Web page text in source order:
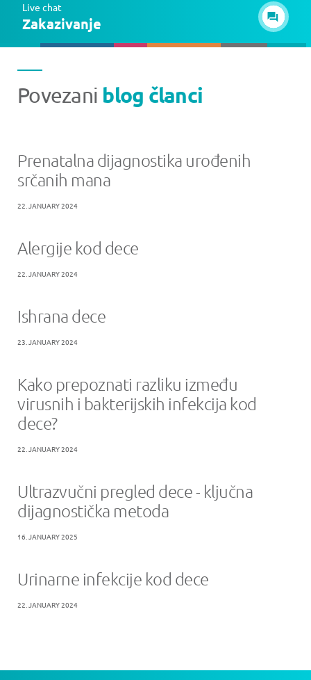
Live chat
Zakazivanje
Povezani blog članci
Prenatalna dijagnostika urođenih
srčanih mana
22. JANUARY 2024
Alergije kod dece
22. JANUARY 2024
Ishrana dece
23. JANUARY 2024
Kako prepoznati razliku između
virusnih i bakterijskih infekcija kod
dece?
22. JANUARY 2024
Ultrazvučni pregled dece - ključna
dijagnostička metoda
16. JANUARY 2025
Urinarne infekcije kod dece
22. JANUARY 2024